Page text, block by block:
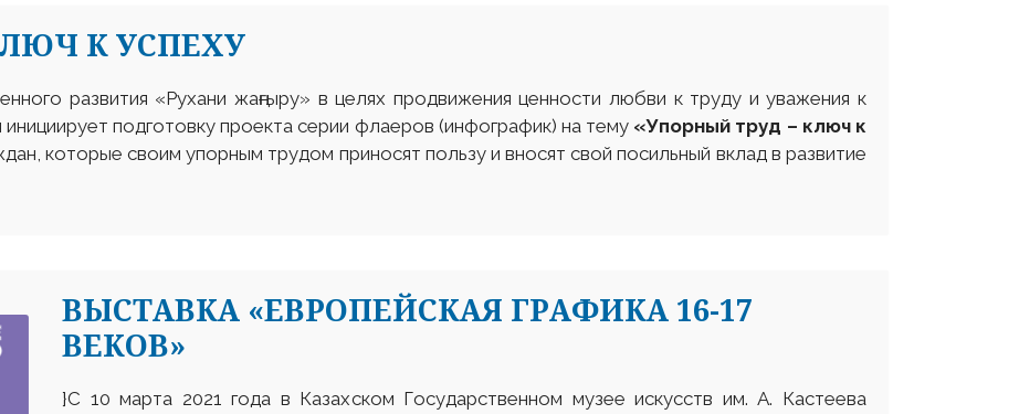
К УСПЕХУ
развития «Рухани жаңғыру» в целях продвижения ценности любви к труду и уважения к
подготовку проекта серии флаеров (инфографик) на тему «Упорный труд – ключ к
которые своим упорным трудом приносят пользу и вносят свой посильный вклад в развитие
ВЫСТАВКА «ЕВРОПЕЙСКАЯ ГРАФИКА 16-17
ВЕКОВ»
}С 10 марта 2021 года в Казахском Государственном музее искусств им. А. Кастеева